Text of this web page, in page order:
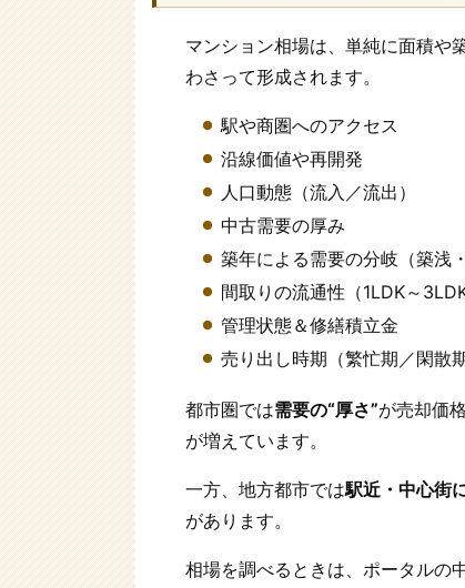
マンション相場は、単純に面積や
わさって形成されます。
駅や商圏へのアクセス
沿線価値や再開発
人口動態（流入／流出）
中古需要の厚み
築年による需要の分岐（築浅・
間取りの流通性（1LDK～
管理状態＆修繕積立金
売り出し時期（繁忙期／閑散期
都市圏では需要の“厚さ”が売却価
が増えています。
一方、地方都市では駅近・中心街
があります。
相場を調べるときは、ポータルの